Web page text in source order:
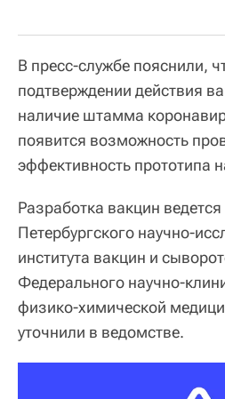
В пресс-службе пояснили,
подтверждении действия
наличие штамма
появится возможность
эффективность прототипа
Разработка вакцин
Петербургского научно-
института вакцин и
Федерального научно-
физико-химической
уточнили в ведомстве.